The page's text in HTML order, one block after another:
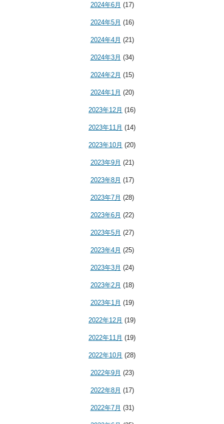
2024年6月 (17)
2024年5月 (16)
2024年4月 (21)
2024年3月 (34)
2024年2月 (15)
2024年1月 (20)
2023年12月 (16)
2023年11月 (14)
2023年10月 (20)
2023年9月 (21)
2023年8月 (17)
2023年7月 (28)
2023年6月 (22)
2023年5月 (27)
2023年4月 (25)
2023年3月 (24)
2023年2月 (18)
2023年1月 (19)
2022年12月 (19)
2022年11月 (19)
2022年10月 (28)
2022年9月 (23)
2022年8月 (17)
2022年7月 (31)